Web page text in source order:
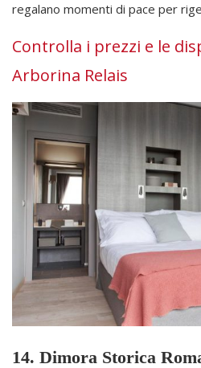
regalano momenti di pace per
Controlla i prezzi e le
Arborina Relais
14. Dimora Storica